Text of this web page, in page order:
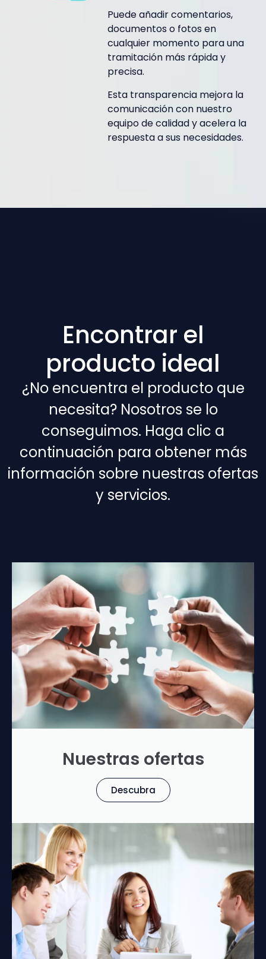
Puede añadir comentarios,
documentos o fotos en
cualquier momento para una
tramitación más rápida y
precisa.
Esta transparencia mejora la
comunicación con nuestro
equipo de calidad y acelera la
respuesta a sus necesidades.
Encontrar el
producto ideal
¿No encuentra el producto que
necesita? Nosotros se lo
conseguimos. Haga clic a
continuación para obtener más
información sobre nuestras ofertas
y servicios.
Nuestras ofertas
Descubra